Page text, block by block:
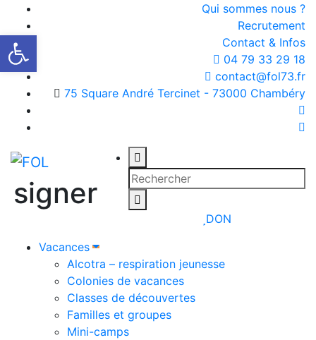
Qui sommes nous ?
Recrutement
Contact & Infos
04 79 33 29 18
contact@fol73.fr
75 Square André Tercinet - 73000 Chambéry
DON
Vacances
Alcotra – respiration jeunesse
Colonies de vacances
Classes de découvertes
Familles et groupes
Mini-camps
signer
Ouvrir la barre d’outils